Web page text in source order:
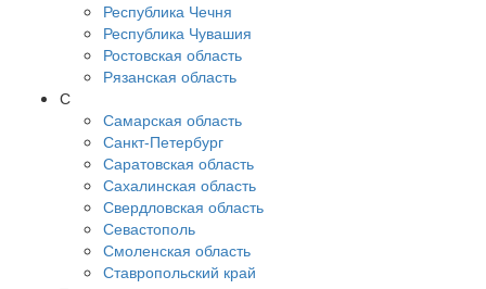
Республика Чечня
Республика Чувашия
Ростовская область
Рязанская область
С
Самарская область
Санкт-Петербург
Саратовская область
Сахалинская область
Свердловская область
Севастополь
Смоленская область
Ставропольский край